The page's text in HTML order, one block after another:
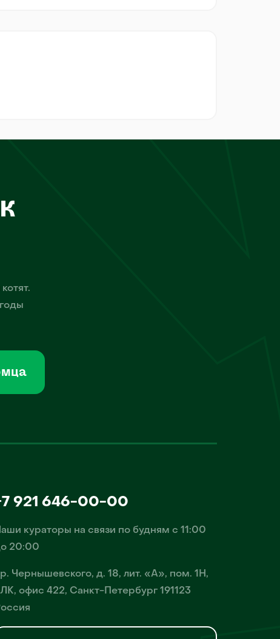
921 646-00-00
кураторы на связи по будням с 11:00
20:00
Чернышевского, д. 18, лит. «А», пом. 1Н,
офис 422, Санкт-Петербург 191123